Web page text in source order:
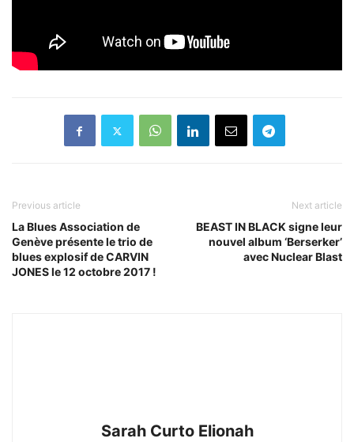
Previous article
La Blues Association de
Genève présente le trio de
blues explosif de CARVIN
JONES le 12 octobre 2017 !
Next article
BEAST IN BLACK signe leur
nouvel album ‘Berserker’
avec Nuclear Blast
Sarah Curto Elionah